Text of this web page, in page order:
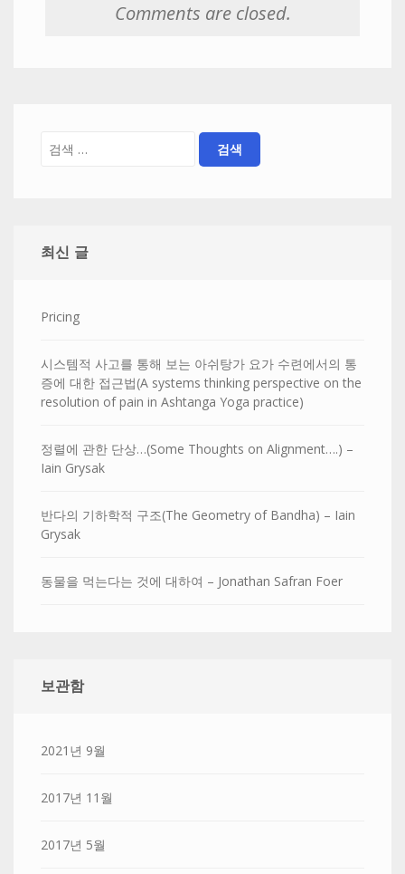
Comments are closed.
최신 글
Pricing
시스템적 사고를 통해 보는 아쉬탕가 요가 수련에서의 통
증에 대한 접근법(A systems thinking perspective on the
resolution of pain in Ashtanga Yoga practice)
정렬에 관한 단상…(Some Thoughts on Alignment….) –
Iain Grysak
반다의 기하학적 구조(The Geometry of Bandha) – Iain
Grysak
동물을 먹는다는 것에 대하여 – Jonathan Safran Foer
보관함
2021년 9월
2017년 11월
2017년 5월